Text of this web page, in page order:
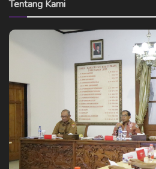
Tentang Kami